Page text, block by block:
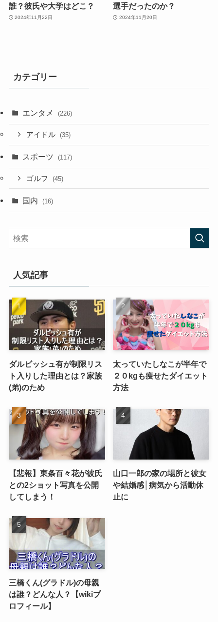
誰？彼氏や大学はどこ？
2024年11月22日
選手だったのか？
2024年11月20日
カテゴリー
エンタメ (226)
アイドル (35)
スポーツ (117)
ゴルフ (45)
国内 (16)
人気記事
ダルビッシュ有が制限リス
ト入りした理由とは？家族
(弟)のため
太っていたしなこが半年で
２０kgも痩せたダイエット
方法
【悲報】東条百々花が彼氏
との2ショット写真を公開
してしまう！
山口一郎の家の場所と彼女
や結婚感│病気から活動休
止に
三橋くん(グラドル)の母親
は誰？どんな人？【wikiプ
ロフィール】